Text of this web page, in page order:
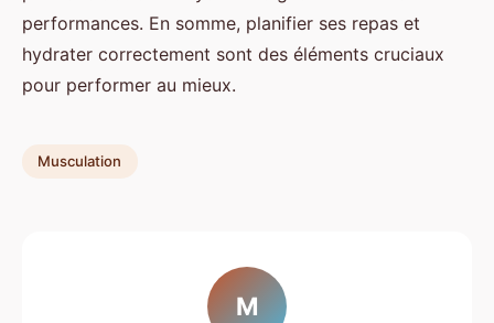
performances. En somme, planifier ses repas et
hydrater correctement sont des éléments cruciaux
pour performer au mieux.
Musculation
M